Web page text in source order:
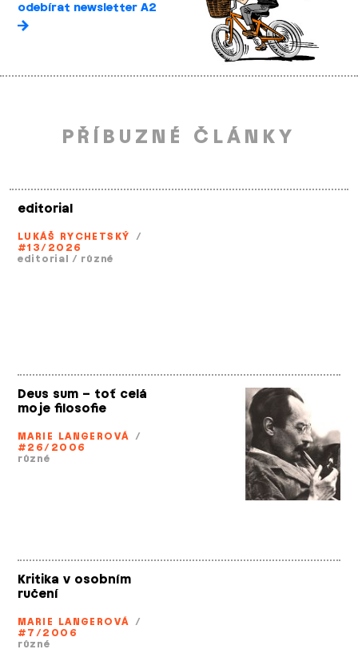
odebírat newsletter A2
PŘÍBUZNÉ ČLÁNKY
editorial
LUKÁŠ RYCHETSKÝ /
#13/2026
editorial / různé
Deus sum – toť celá
moje filosofie
MARIE LANGEROVÁ /
#26/2006
různé
Kritika v osobním
ručení
MARIE LANGEROVÁ /
#7/2006
různé